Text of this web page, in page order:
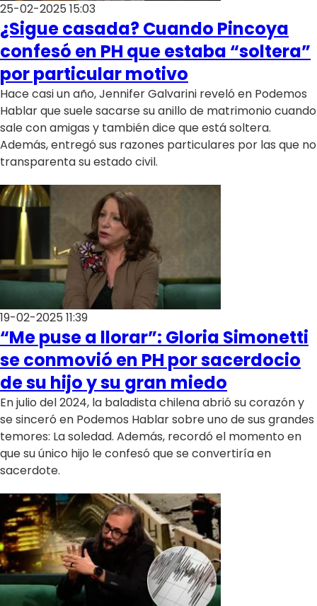
25-02-2025 15:03
¿Sigue casada? Cuando Pincoya
confesó en PH que estaba “soltera”
por particular motivo
Hace casi un año, Jennifer Galvarini reveló en Podemos
Hablar que suele sacarse su anillo de matrimonio cuando
sale con amigas y también dice que está soltera.
Además, entregó sus razones particulares por las que no
transparenta su estado civil.
19-02-2025 11:39
“Me puse a llorar”: Gloria Simonetti
se conmovió en PH por sacerdocio
de su hijo y su gran miedo
En julio del 2024, la baladista chilena abrió su corazón y
se sinceró en Podemos Hablar sobre uno de sus grandes
temores: La soledad. Además, recordó el momento en
que su único hijo le confesó que se convertiría en
sacerdote.